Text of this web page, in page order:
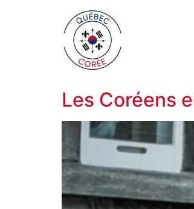
Les Coréens